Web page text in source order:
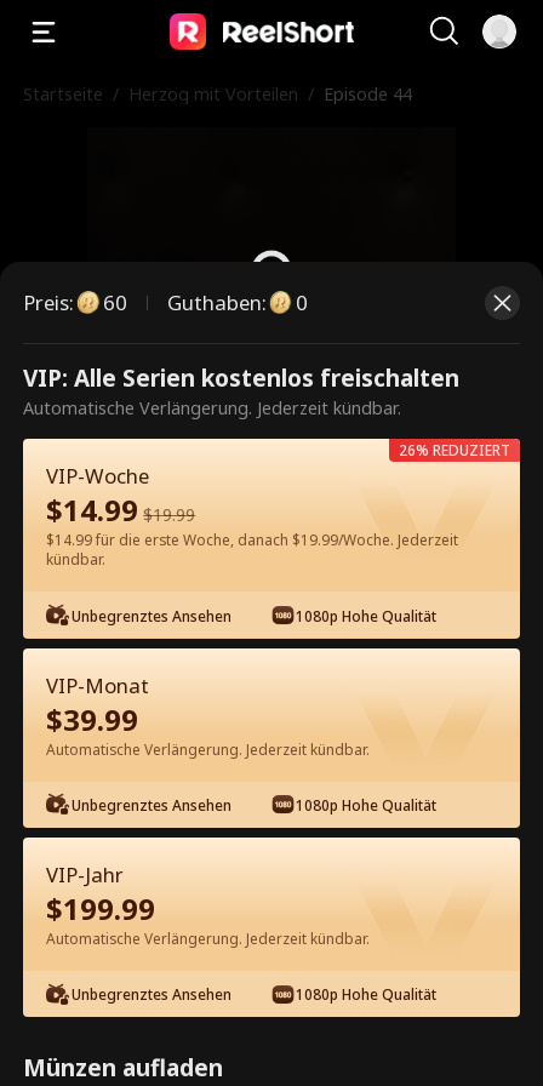
Startseite / Herzog mit Vorteilen / Episode 44
Dies ist eine kostenpflichtige
Episode. Bitte entsperren, um
60 Jetzt entsperren
Kostenlos in der App ansehen
Episode 44 - Herzog mit Vorteilen
Kompletter Film
0-49 50-88
44 45 46 47 48
Preis: 60 Guthaben: 0
VIP: Alle Serien kostenlos freischalten
Automatische Verlängerung. Jederzeit kündbar.
VIP-Woche
$14.99 $19.99
$14.99 für die erste Woche, danach $19.99/Woche. Jederzeit
kündbar.
Unbegrenztes Ansehen 1080p Hohe Qualität
26% REDUZIERT
VIP-Monat
$39.99
Automatische Verlängerung. Jederzeit kündbar.
Unbegrenztes Ansehen 1080p Hohe Qualität
VIP-Jahr
$199.99
Automatische Verlängerung. Jederzeit kündbar.
Unbegrenztes Ansehen 1080p Hohe Qualität
Münzen aufladen